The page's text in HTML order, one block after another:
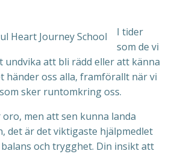
I tider
som de vi
undvika att bli rädd eller att känna
händer oss alla, framförallt när vi
sker runtomkring oss.
men att sen kunna landa
det är det viktigaste hjälpmedlet
och trygghet. Din insikt att